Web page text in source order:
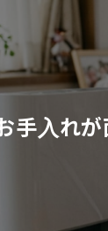
手入れ